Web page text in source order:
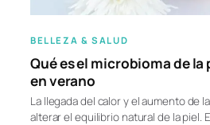
BELLEZA & SALUD
Qué es el microbioma de
en verano
La llegada del calor y el aumento de
alterar el equilibrio natural de la piel.